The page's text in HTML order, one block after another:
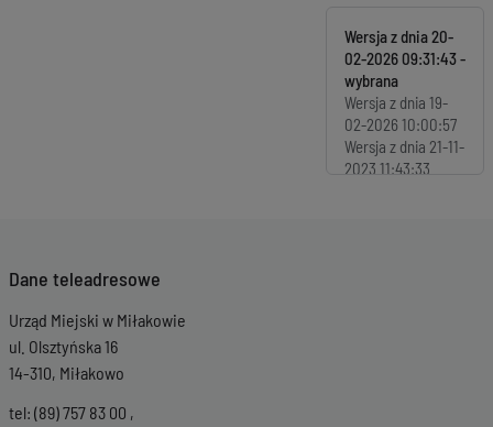
Wersja z dnia20-
02-2026 09:31:43
Wersja z dnia 19-
02-2026 10:00:57
Wersja z dnia 21-11-
2023 11:43:33
Dane teleadresowe
Urząd Miejski w Miłakowie
ul. Olsztyńska 16
14-310, Miłakowo
tel: (89) 757 83 00 ,